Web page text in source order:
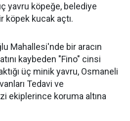
yavru köpeğe, belediye
köpek kucak açtı.
Mahallesi'nde bir aracın
kaybeden "Fino" cinsi
üç minik yavru, Osmaneli
Tedavi ve
ekiplerince koruma altına